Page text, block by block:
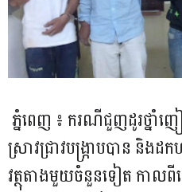
ភ្នំពេញ ៖ ករណីជួញដូរថ្នាំញៀ
ស្រាវជ្រាវបង្ក្រាបបាន និង
វត្ថុតាង​មួយ​ចំនួនទៀត កាលពី